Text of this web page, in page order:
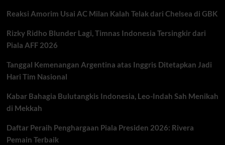
di
Panas
Lawan
Reaksi Amorim Usai AC Milan Kalah Telak dari Chelsea di GBK
Rizky Ridho Blunder Lagi, Timnas Indonesia Tersingkir dari
Piala AFF 2026
Tanggal Kemenangan Argentina atas Inggris Ditetapkan Jadi
Hari Tim Nasional
Kabar Bahagia Bulutangkis Indonesia, Leo-Indah Sah Menikah
di Mekkah
Daftar Peraih Penghargaan Piala Presiden 2026: Rivera
Pemain Terbaik